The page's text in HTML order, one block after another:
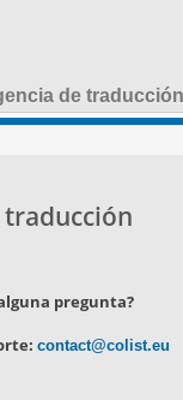
de traducción
traducción
pregunta?
contact@colist.eu